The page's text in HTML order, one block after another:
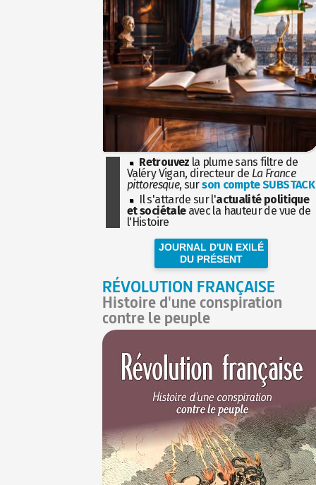
Retrouvez la plume sans filtre de
Valéry Vigan, directeur de La France
pittoresque, surson compte SUBSTACK
Il s'attarde sur l'actualité politique
et sociétaleavec la hauteur de vue de
l'Histoire
JOURNAL D'UN EXILÉ
DU PRÉSENT
RÉVOLUTION FRANÇAISE
Histoire d'une conspiration
contre le peuple